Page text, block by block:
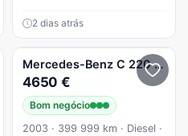
2 dias atrás
d Station 7G-TRONIC
Mercedes-Benz C 220
4650 €
Bom negócio
2003 · 399 999 km · Diesel ·